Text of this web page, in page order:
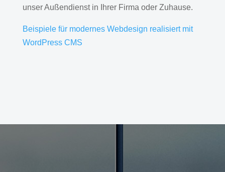
unser Außendienst in Ihrer Firma oder Zuhause.
Beispiele für modernes Webdesign realisiert mit
WordPress CMS